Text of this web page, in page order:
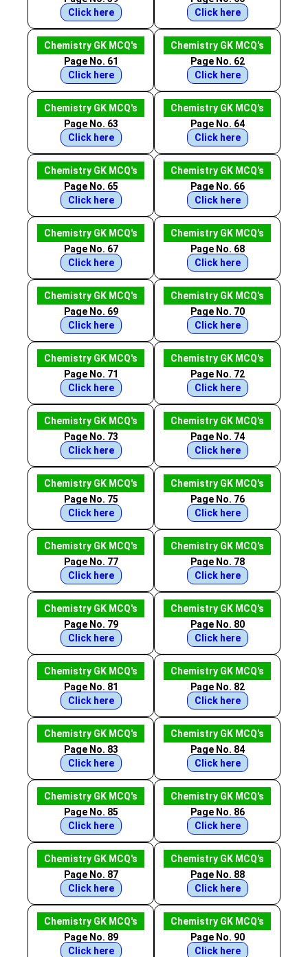
Click here
Click here
Chemistry GK MCQ's
Page No. 61
Click here
Chemistry GK MCQ's
Page No. 62
Click here
Chemistry GK MCQ's
Page No. 63
Click here
Chemistry GK MCQ's
Page No. 64
Click here
Chemistry GK MCQ's
Page No. 65
Click here
Chemistry GK MCQ's
Page No. 66
Click here
Chemistry GK MCQ's
Page No. 67
Click here
Chemistry GK MCQ's
Page No. 68
Click here
Chemistry GK MCQ's
Page No. 69
Click here
Chemistry GK MCQ's
Page No. 70
Click here
Chemistry GK MCQ's
Page No. 71
Click here
Chemistry GK MCQ's
Page No. 72
Click here
Chemistry GK MCQ's
Page No. 73
Click here
Chemistry GK MCQ's
Page No. 74
Click here
Chemistry GK MCQ's
Page No. 75
Click here
Chemistry GK MCQ's
Page No. 76
Click here
Chemistry GK MCQ's
Page No. 77
Click here
Chemistry GK MCQ's
Page No. 78
Click here
Chemistry GK MCQ's
Page No. 79
Click here
Chemistry GK MCQ's
Page No. 80
Click here
Chemistry GK MCQ's
Page No. 81
Click here
Chemistry GK MCQ's
Page No. 82
Click here
Chemistry GK MCQ's
Page No. 83
Click here
Chemistry GK MCQ's
Page No. 84
Click here
Chemistry GK MCQ's
Page No. 85
Click here
Chemistry GK MCQ's
Page No. 86
Click here
Chemistry GK MCQ's
Page No. 87
Click here
Chemistry GK MCQ's
Page No. 88
Click here
Chemistry GK MCQ's
Page No. 89
Click here
Chemistry GK MCQ's
Page No. 90
Click here